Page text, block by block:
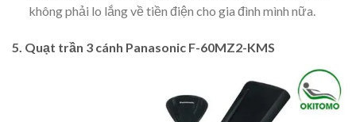
không phải lo lắng về tiền điện cho gia đình mình nữa.
5. Quạt trần 3 cánh Panasonic F-60MZ2-KMS